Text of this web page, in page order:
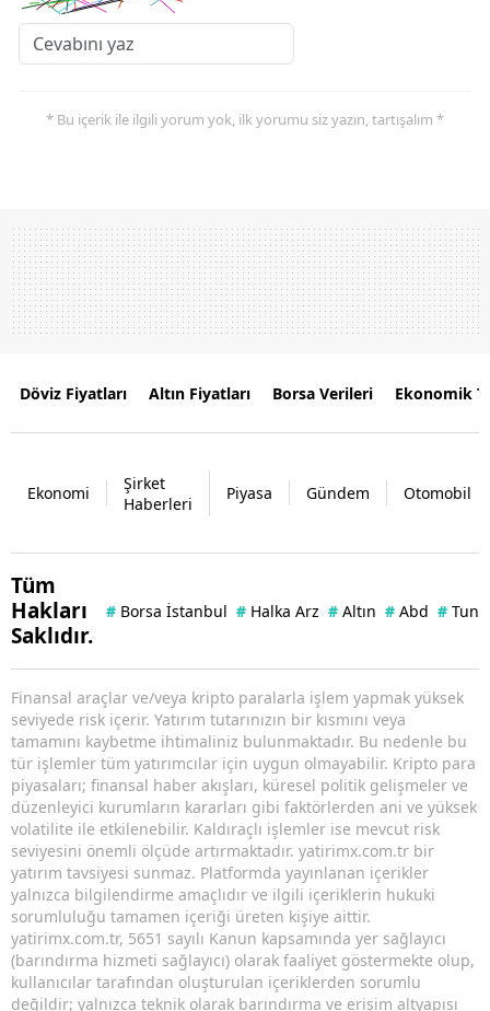
* Bu içerik ile ilgili yorum yok, ilk yorumu siz yazın, tartışalım *
Döviz Fiyatları Altın Fiyatları Borsa Verileri Ekonomik
Ekonomi
Şirket
Haberleri
Piyasa Gündem Otomobil
Tüm
Hakları
Saklıdır.
# Borsa İstanbul # Halka Arz # Altın # Abd #
Finansal araçlar ve/veya kripto paralarla işlem yapmak yüksek
seviyede risk içerir. Yatırım tutarınızın bir kısmını veya
tamamını kaybetme ihtimaliniz bulunmaktadır. Bu nedenle bu
tür işlemler tüm yatırımcılar için uygun olmayabilir. Kripto para
piyasaları; finansal haber akışları, küresel politik gelişmeler ve
düzenleyici kurumların kararları gibi faktörlerden ani ve yüksek
volatilite ile etkilenebilir. Kaldıraçlı işlemler ise mevcut risk
seviyesini önemli ölçüde artırmaktadır. yatirimx.com.tr bir
yatırım tavsiyesi sunmaz. Platformda yayınlanan içerikler
yalnızca bilgilendirme amaçlıdır ve ilgili içeriklerin hukuki
sorumluluğu tamamen içeriği üreten kişiye aittir.
yatirimx.com.tr, 5651 sayılı Kanun kapsamında yer sağlayıcı
(barındırma hizmeti sağlayıcı) olarak faaliyet göstermekte olup,
kullanıcılar tarafından oluşturulan içeriklerden sorumlu
değildir; yalnızca teknik olarak barındırma ve erişim altyapısı